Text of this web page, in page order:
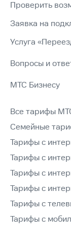
Проверить
Заявка на
Услуга
Вопросы и
МТС Бизнесу
Все тарифы
Семейные
Тарифы с
Тарифы с
Тарифы с
Тарифы с
Тарифы с
Тарифы с